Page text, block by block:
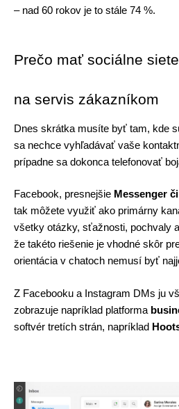
– nad 60 rokov je to stále 74 %.
Prečo mať sociálne
na servis zákazníkom
Dnes skrátka musíte byť tam, kde
sa nechce vyhľadávať vaše
prípadne sa dokonca telefonovať
Facebook, presnejšie Messenger
tak môžete využiť ako primárny
všetky otázky, sťažnosti, pochvaly
že takéto riešenie je vhodné skôr
orientácia v chatoch nemusí byť
Z Facebooku a Instagram DMs ju
zobrazuje napríklad platforma
softvér tretích strán, napríklad